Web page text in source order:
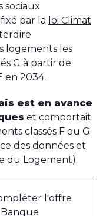
sociaux
par la loi Climat
logements les
G à partir de
en 2034.
est en avance
et comportait
classés F ou G
des données et
du Logement).
l’offre
Banque